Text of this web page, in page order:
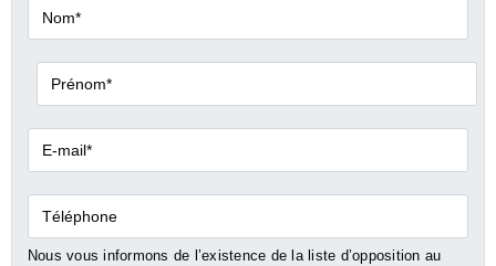
Nom*
Prénom*
E-
mail*
Téléphone
Nous vous informons de l’existence de la liste d’opposition au